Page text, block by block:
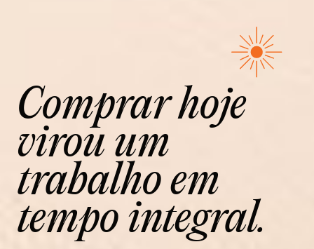
Comprar hoje
virou um
trabalho em
tempo integral.